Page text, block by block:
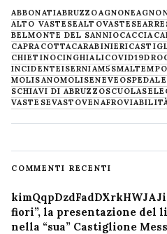
ABBONATIABRUZZOAGNONE
ALTO VASTESEALTOVASTESE
BELMONTE DEL SANNIOCACCIA
CAPRACOTTACARABINIERI
CHIETINOCINGHIALICOVID19
INCIDENTEISERNIAM5SMALTEMPO
MOLISANOMOLISENEVE OSPEDALE
SCHIAVI DI ABRUZZOSCUOLA
VASTESEVASTOVENAFRO
COMMENTI RECENTI
fiori”, la presentazione del
nella “sua” Castiglione